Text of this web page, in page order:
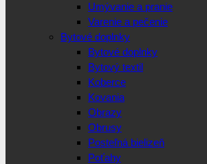
Umývanie a pranie
Varenie a pečenie
Bytové doplnky
Bytové doplnky
Bytový textil
Koberce
Kovania
Obrazy
Obrusy
Posteľná bielizeň
Poťahy